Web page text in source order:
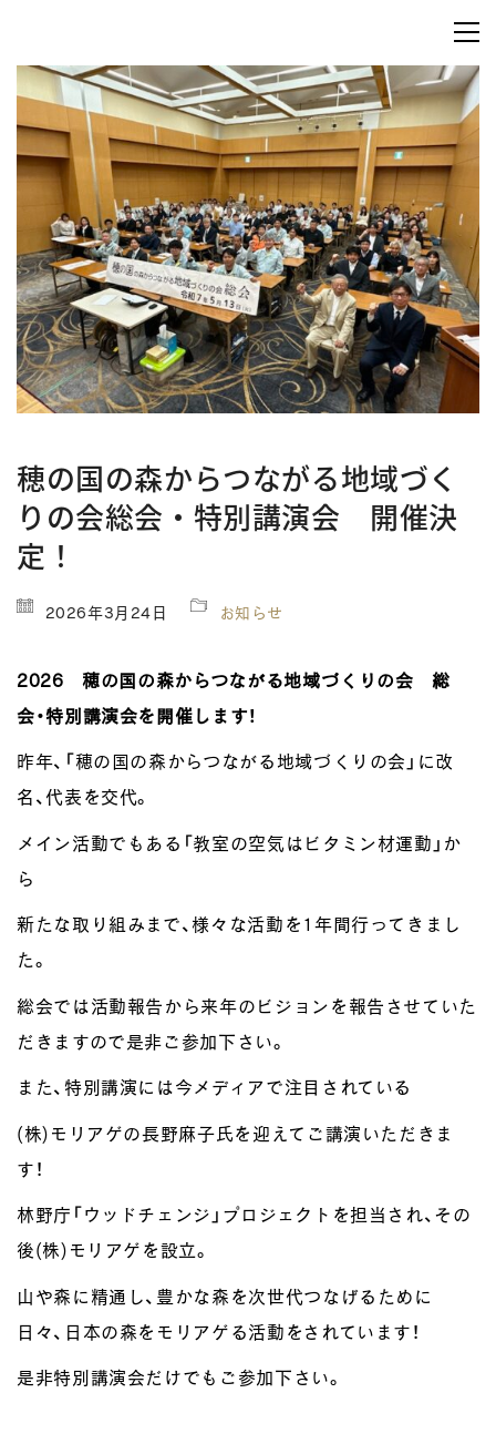
穂の国の森からつながる地域づく
りの会総会・特別講演会 開催決
定！
2026年3月24日 お知らせ
2026 穂の国の森からつながる地域づくりの会 総
会・特別講演会を開催します！
昨年、「穂の国の森からつながる地域づくりの会」に改
名、代表を交代。
メイン活動でもある「教室の空気はビタミン材運動」か
ら
新たな取り組みまで、様々な活動を1年間行ってきまし
た。
総会では活動報告から来年のビジョンを報告させていた
だきますので是非ご参加下さい。
また、特別講演には今メディアで注目されている
(株)モリアゲの長野麻子氏を迎えてご講演いただきま
す！
林野庁「ウッドチェンジ」プロジェクトを担当され、その
後(株)モリアゲを設立。
山や森に精通し、豊かな森を次世代つなげるために
日々、日本の森をモリアゲる活動をされています！
是非特別講演会だけでもご参加下さい。